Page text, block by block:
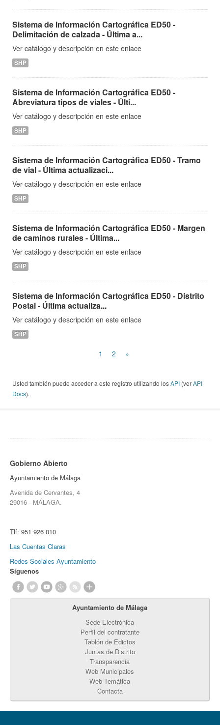
Sistema de Información Cartográfica ED50 -
Delimitación de calzada - Última a...
Ver catálogo y descripción en este enlace
SHP
Sistema de Información Cartográfica ED50 -
Abreviatura tipos de viales - Últi...
Ver catálogo y descripción en este enlace
SHP
Sistema de Información Cartográfica ED50 - Tramo
de vial - Última actualizaci...
Ver catálogo y descripción en este enlace
SHP
Sistema de Información Cartográfica ED50 - Margen
de caminos rurales - Última...
Ver catálogo y descripción en este enlace
SHP
Sistema de Información Cartográfica ED50 - Distrito
Postal - Última actualiza...
Ver catálogo y descripción en este enlace
SHP
1 2 »
Usted también puede acceder a este registro utilizando losAPI (verAPI
Docs).
Gobierno Abierto
Ayuntamiento de Málaga
Avenida de Cervantes, 4
29016 - MÁLAGA.
Tlf: 951 926 010
Las Cuentas Claras
Redes Sociales Ayuntamiento
Síguenos
Ayuntamiento de Málaga
Sede Electrónica
Perfil del contratante
Tablón de Edictos
Juntas de Distrito
Transparencia
Web Municipales
Web Temática
Contacta